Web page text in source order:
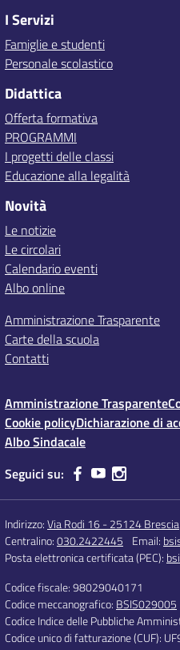
I Servizi
Famiglie e studenti
Personale scolastico
Didattica
Offerta formativa
PROGRAMMI
I progetti delle classi
Educazione alla legalità
Novità
Le notizie
Le circolari
Calendario eventi
Albo online
Amministrazione Trasparente
Carte della scuola
Contatti
Amministrazione Trasparente
Cookie policyDichiarazione di
Albo Sindacale
Seguici su:
Indirizzo:Via Rodi 16 - 25124 Brescia
Centralino:030.2422445 Email:
Posta elettronica certificata (PEC):
Codice fiscale: 98029040171
Codice meccanografico: BSIS029005
Codice Indice delle Pubbliche
Codice unico di fatturazione (CUF):